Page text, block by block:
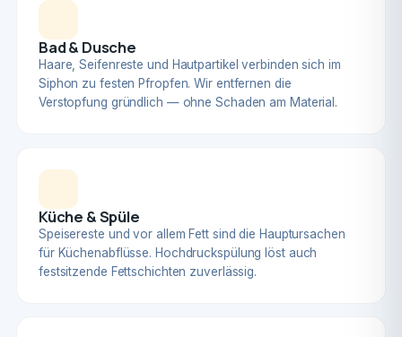
Bad & Dusche
Haare, Seifenreste und Hautpartikel verbinden sich im
Siphon zu festen Pfropfen. Wir entfernen die
Verstopfung gründlich — ohne Schaden am Material.
Küche & Spüle
Speisereste und vor allem Fett sind die Hauptursachen
für Küchenabflüsse. Hochdruckspülung löst auch
festsitzende Fettschichten zuverlässig.